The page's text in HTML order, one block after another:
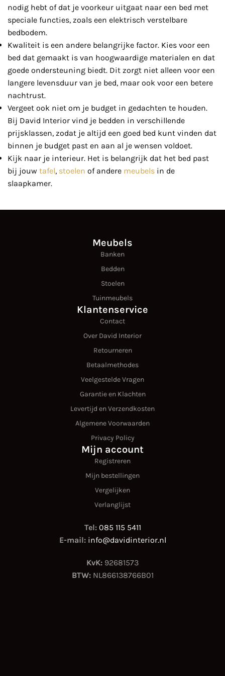
nodig hebt of dat je voorkeur uitgaat naar een bed met
speciale functies, zoals een elektrisch verstelbare
bedbodem.
Kwaliteit is een andere belangrijke factor. Kies voor een
bed dat gemaakt is van hoogwaardige materialen en dat
goede ondersteuning biedt. Dit zorgt niet alleen voor een
langere levensduur van je bed, maar ook voor een betere
nachtrust.
Vergeet ook niet om je budget in gedachten te houden.
Bij David Interior vind je bedden in verschillende
prijsklassen, zodat je altijd een goed bed kunt vinden dat
binnen je budget past en aan al je wensen voldoet.
Kijk naar je interieur. Het is belangrijk dat het bed past
bij jouw tafel, stoelen of andere meubels in de
slaapkamer.
Meubels
Banken
Bedden
Stoelen
Tuinmeubels
Klantenservice
Contact
Over David Interior
Retourneren
Betaalmethodes
Veelgestelde Vragen
Garantie en Klachten
Levertijd en Verzendkosten
Algemene Voorwaarden
Privacy Policy
Mijn account
Registreren
Mijn bestellingen
Vergelijken
Verlanglijst
Tel: 085 115 5411
E-mail: info@davidinterior.nl
KvK: 92681573
BTW: NL866138766B01